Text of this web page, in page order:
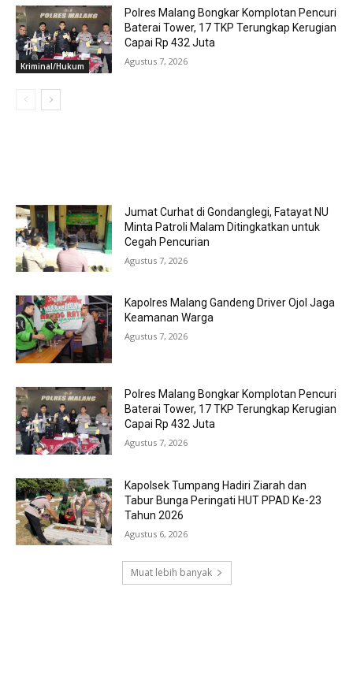
Kriminal/Hukum
Polres Malang Bongkar Komplotan Pencuri
Baterai Tower, 17 TKP Terungkap Kerugian
Capai Rp 432 Juta
Agustus 7, 2026
Jumat Curhat di Gondanglegi, Fatayat NU
Minta Patroli Malam Ditingkatkan untuk
Cegah Pencurian
Agustus 7, 2026
Kapolres Malang Gandeng Driver Ojol Jaga
Keamanan Warga
Agustus 7, 2026
Polres Malang Bongkar Komplotan Pencuri
Baterai Tower, 17 TKP Terungkap Kerugian
Capai Rp 432 Juta
Agustus 7, 2026
Kapolsek Tumpang Hadiri Ziarah dan
Tabur Bunga Peringati HUT PPAD Ke-23
Tahun 2026
Agustus 6, 2026
Muat lebih banyak